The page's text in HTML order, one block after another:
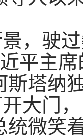
，驶
平主
塔纳
大门
统微笑